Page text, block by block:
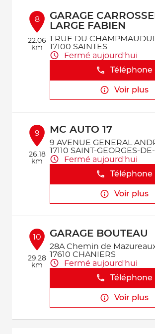
8
22.06
km
GARAGE
LARGE FABIEN
1 RUE DU
17100 SAINTES
Fermé aujourd'hui
Téléphone
Voir plus
9
26.18
km
MC AUTO 17
9 AVENUE GENERAL
17110 SAINT-GEORGES-
Fermé aujourd'hui
Téléphone
Voir plus
10
29.28
km
GARAGE BOUTEAU
28A Chemin de
17610 CHANIERS
Fermé aujourd'hui
Téléphone
Voir plus